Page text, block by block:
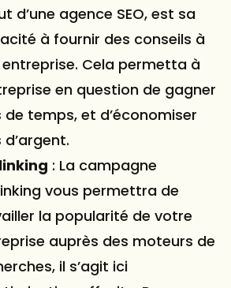
d’une agence SEO, est sa
à fournir des conseils à
entreprise. Cela permetta à
en question de gagner
de temps, et d’économiser
d’argent.
: La campagne
vous permettra de
la popularité de votre
auprès des moteurs de
il s’agit ici